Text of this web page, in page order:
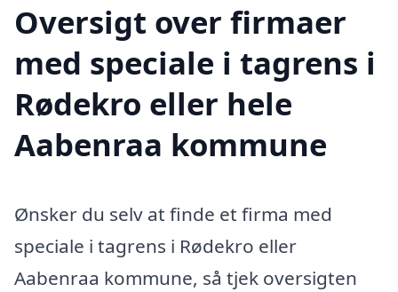
Oversigt over firmaer
med speciale i tagrens i
Rødekro eller hele
Aabenraa kommune
Ønsker du selv at finde et firma med
speciale i tagrens i Rødekro eller
Aabenraa kommune, så tjek oversigten